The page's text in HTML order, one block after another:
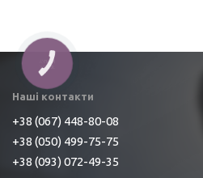
Наші контакти
+38 (067) 448-80-08
+38 (050) 499-75-75
+38 (093) 072-49-35
КНОПКА
ЗВ'ЯЗКУ